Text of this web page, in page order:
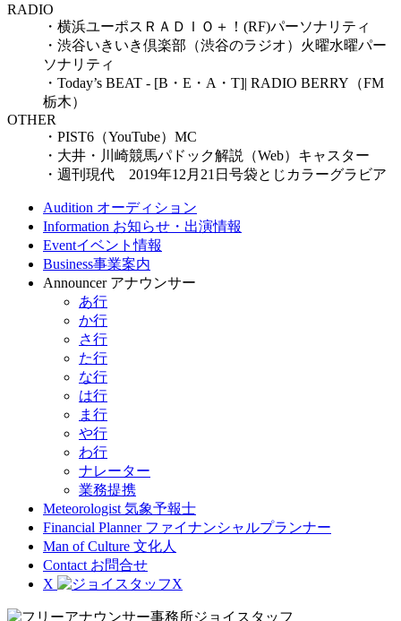
RADIO
・横浜ユーポスＲＡＤＩＯ＋！(RF)パーソナリティ
・渋谷いきいき倶楽部（渋谷のラジオ）火曜水曜パー
ソナリティ
・Today’s BEAT - [B・E・A・T]| RADIO BERRY（FM
栃木）
OTHER
・PIST6（YouTube）MC
・大井・川崎競馬パドック解説（Web）キャスター
・週刊現代 2019年12月21日号袋とじカラーグラビア
Audition オーディション
Information お知らせ・出演情報
Eventイベント情報
Business事業案内
Announcer アナウンサー
あ行
か行
さ行
た行
な行
は行
ま行
や行
わ行
ナレーター
業務提携
Meteorologist 気象予報士
Financial Planner ファイナンシャルプランナー
Man of Culture 文化人
Contact お問合せ
X